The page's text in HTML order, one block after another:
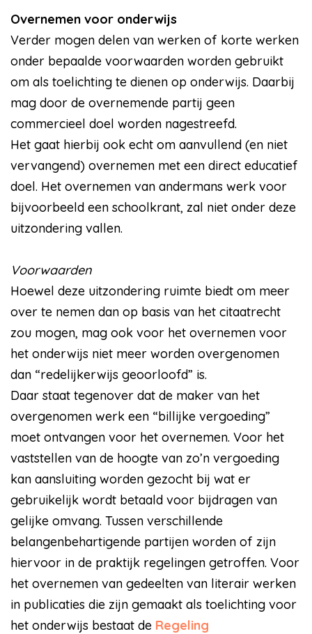
Overnemen voor onderwijs
Verder mogen delen van werken of korte werken
onder bepaalde voorwaarden worden gebruikt
om als toelichting te dienen op onderwijs. Daarbij
mag door de overnemende partij geen
commercieel doel worden nagestreefd.
Het gaat hierbij ook echt om aanvullend (en niet
vervangend) overnemen met een direct educatief
doel. Het overnemen van andermans werk voor
bijvoorbeeld een schoolkrant, zal niet onder deze
uitzondering vallen.
Voorwaarden
Hoewel deze uitzondering ruimte biedt om meer
over te nemen dan op basis van het citaatrecht
zou mogen, mag ook voor het overnemen voor
het onderwijs niet meer worden overgenomen
dan “redelijkerwijs geoorloofd” is.
Daar staat tegenover dat de maker van het
overgenomen werk een “billijke vergoeding”
moet ontvangen voor het overnemen. Voor het
vaststellen van de hoogte van zo’n vergoeding
kan aansluiting worden gezocht bij wat er
gebruikelijk wordt betaald voor bijdragen van
gelijke omvang. Tussen verschillende
belangenbehartigende partijen worden of zijn
hiervoor in de praktijk regelingen getroffen. Voor
het overnemen van gedeelten van literair werken
in publicaties die zijn gemaakt als toelichting voor
het onderwijs bestaat de Regeling